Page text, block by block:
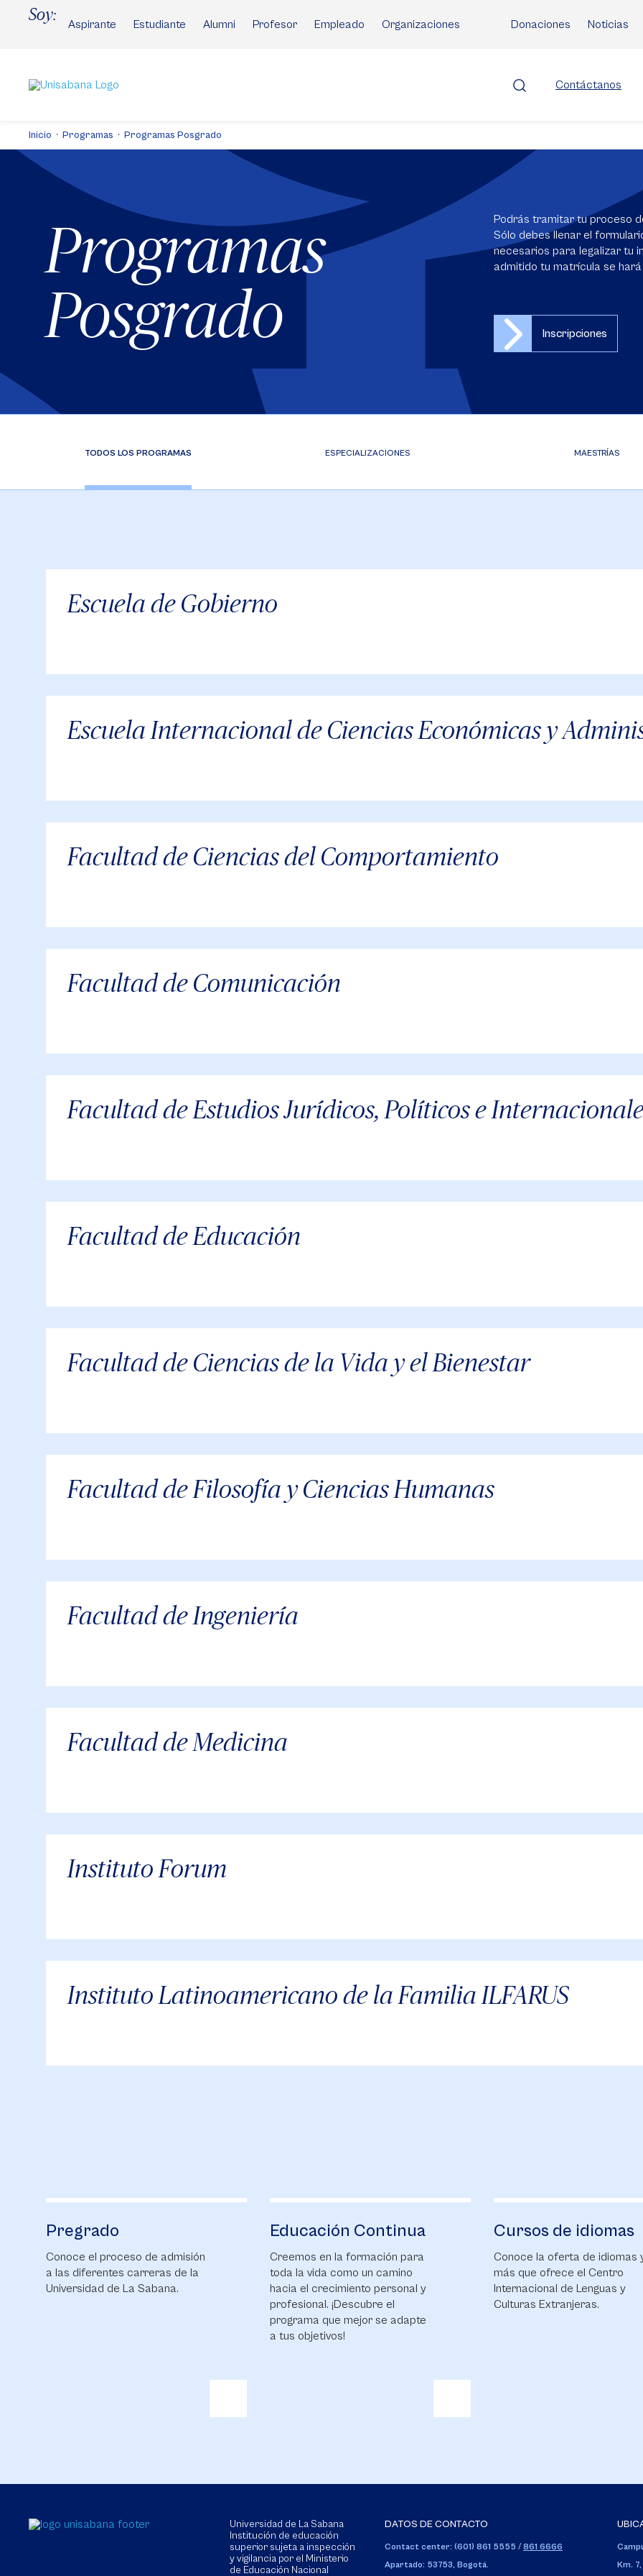
Soy:
Aspirante Estudiante Alumni Profesor Empleado Organizaciones Donaciones Noticias
Contáctanos
Inicio Programas Programas Posgrado
Programas
Posgrado
Podrás tramitar tu proceso
Sólo debes llenar el
necesarios para legalizar tu
admitido tu matrícula se
Inscripciones
TODOS LOS PROGRAMAS ESPECIALIZACIONES MAESTRÍAS
Escuela de Gobierno
Escuela Internacional de Ciencias Económicas y
Facultad de Ciencias del Comportamiento
Facultad de Comunicación
Facultad de Estudios Jurídicos, Políticos e
Facultad de Educación
Facultad de Ciencias de la Vida y el Bienestar
Facultad de Filosofía y Ciencias Humanas
Facultad de Ingeniería
Facultad de Medicina
Instituto Forum
Instituto Latinoamericano de la Familia ILFARUS
Pregrado
Conoce el proceso de admisión
a las diferentes carreras de la
Universidad de La Sabana.
Educación Continua
Creemos en la formación para
toda la vida como un camino
hacia el crecimiento personal y
profesional. ¡Descubre el
programa que mejor se adapte
a tus objetivos!
Cursos de idiomas
Conoce la oferta de idiomas
más que ofrece el Centro
Internacional de Lenguas y
Culturas Extranjeras.
Universidad de La Sabana
Institución de educación
superior sujeta a inspección
y vigilancia por el Ministerio
de Educación Nacional
DATOS DE CONTACTO
Contact center: (601) 861 5555 / 861 6666
Apartado: 53753, Bogotá.
Km.